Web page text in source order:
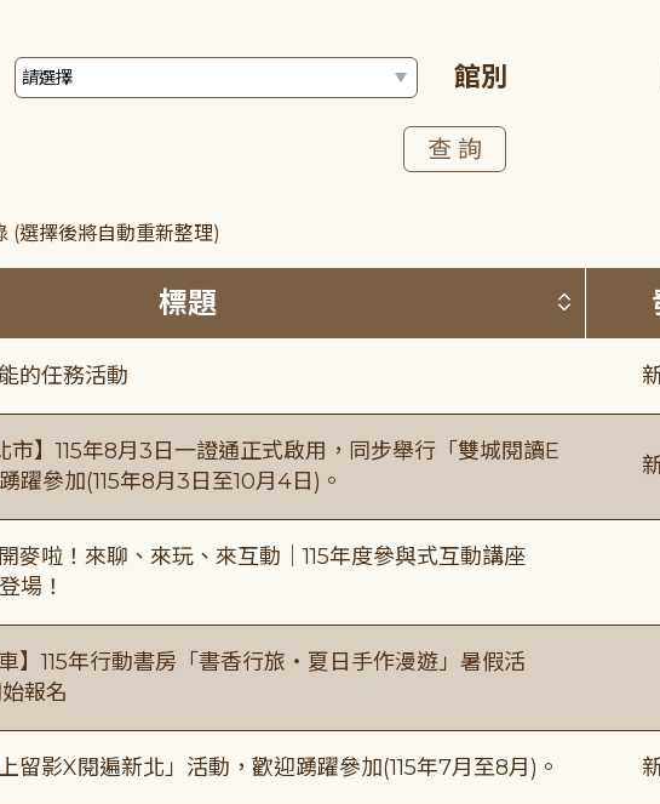
館別
(選擇後將自動重新整理)
標題 按標題
的任務活動
市】115年8月3日一證通正式啟用，同步舉行「雙城閱讀E
躍參加(115年8月3日至10月4日)。
麥啦！來聊、來玩、來互動｜115年度參與式互動講座
場！
】115年行動書房「書香行旅・夏日手作漫遊」暑假活
報名
留影X閱遍新北」活動，歡迎踴躍參加(115年7月至8月)。